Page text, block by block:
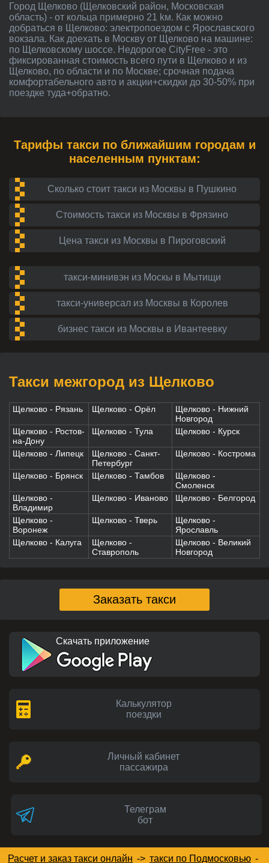
город Щелково (Щелковский район, Московская
область) - от кольца примерно 21 kм. Как можно
добраться в Щелково: электропоездом с Ярославского
вокзала. Как доехать в Москву от Щелково на машине:
по Щелковскому шоссе. Недорогое CityFree - это
фиксированная стоимость всего пути в Щелково и из
Щелково, по области и по Москве; срочная подача
комфортабельного авто и акции+скидки до 30-50% при
поездке туда+обратно.
Тарифы такси по ближайшим городам и
населенным пунктам:
Сколько стоит такси из Москвы в Пушкино
Стоимость такси из Москвы в Фрязино
Цена такси из Москвы в Пироговский
такси-минивэн из Москы в Мытищи
такси-универсал из Москвы в Королев
бизнес такси из Москвы в Ивантеевку
Такси межгород из Щелково
Щелково - Рязань Щелково - Орёл
Щелково - Нижний
Новгород
Щелково - Ростов-
на-Дону
Щелково - Тула Щелково - Курск
Щелково - Липецк
Щелково - Санкт-
Петербург
Щелково - Кострома
Щелково - Брянск Щелково - Тамбов
Щелково -
Смоленск
Щелково -
Владимир
Щелково - Иваново Щелково - Белгород
Щелково -
Воронеж
Щелково - Тверь
Щелково -
Ярославль
Щелково - Калуга
Щелково -
Ставрополь
Щелково - Великий
Новгород
Заказать такси
Скачать приложение
Калькулятор
поездки
Личный кабинет
пассажира
Телеграм
бот
Расчет и заказ такси онлайн -> такси по Подмосковью -